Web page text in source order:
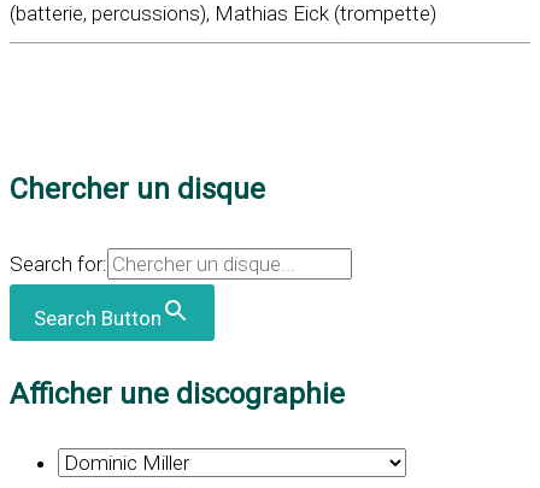
(batterie, percussions), Mathias Eick (trompette)
Chercher un disque
Search for:
Search Button
Afficher une discographie